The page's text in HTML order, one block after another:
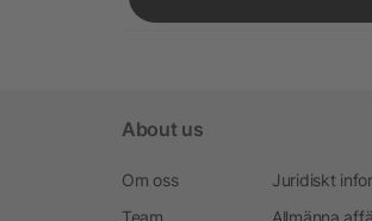
About us
Om oss
Team
Juridiskt
Allmänna